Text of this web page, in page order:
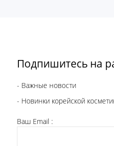
Подпишитесь на
- Важные новости
- Новинки корейской
Ваш Email :